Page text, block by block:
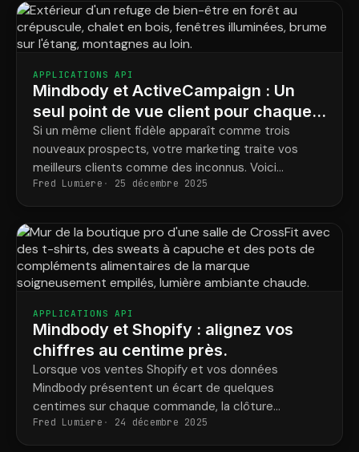
APPLICATIONS API
Mindbody et ActiveCampaign : Un
seul point de vue client pour chaque
lieu de retraite
Si un même client fidèle apparaît comme trois
nouveaux prospects, votre marketing traite vos
meilleurs clients comme des inconnus. Voici
comment centraliser l'historique client dans tous
vos points de vente.
Fred Lumiere 25 décembre 2025
APPLICATIONS API
Mindbody et Shopify : alignez vos
chiffres au centime près.
Lorsque vos ventes Shopify et vos données
Mindbody présentent un écart de quelques
centimes sur chaque commande, la clôture
mensuelle devient un véritable casse-tête.
ShopConnect assure une parfaite concordance
Fred Lumiere 24 décembre 2025